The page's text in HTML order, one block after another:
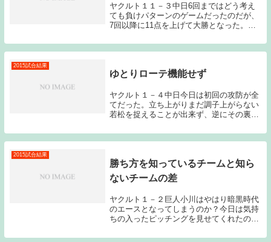
ヤクルト１１－３中日6回まではどう考え
ても負けパターンのゲームだったのだが、
7回以降に11点を上げて大勝となった。ヤ
ーフ陣の出来の悪さが目立ったゲームなの
ではないだろうか？昨日のゲーム終了後は
2015試合結果
ゆとりローテ機能せず
ヤクルト１－４中日今日は初回の攻防が全
てだった。立ち上がりまだ調子上がらない
若松を捉えることが出来ず、逆にその裏新
とによって勝負は決まってしまった。若松
相手に初回での3点のビハインドは大き過
2015試合結果
勝ち方を知っているチームと知ら
ないチームの差
ヤクルト１－２巨人小川はやはり暗黒時代
のエースとなってしまうのか？今日は気持
ちの入ったピッチングを見せてくれたのだ
にしても7回のあの場面でヒットで出塁し